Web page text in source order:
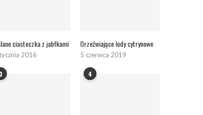
ciasteczka z jabłkami
2016
Orzeźwiające lody cytrynowe
5 czerwca 2019
3 4